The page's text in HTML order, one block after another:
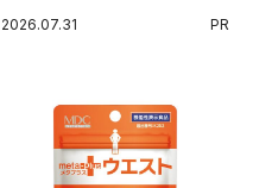
出した新機軸。
2026.07.31 PR